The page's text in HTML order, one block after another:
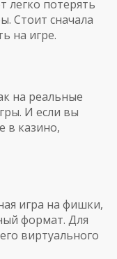
легко потерять
. Стоит сначала
на игре.
на реальные
. И если вы
в казино,
игра на фишки,
формат. Для
виртуального